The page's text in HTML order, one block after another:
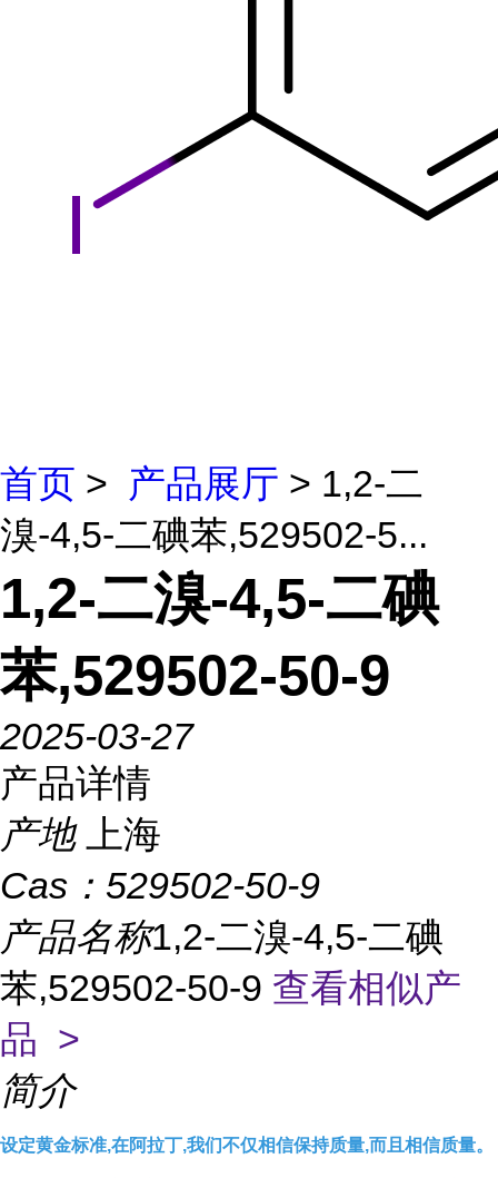
首页 > 产品展厅 > 1,2-二
溴-4,5-二碘苯,529502-5...
1,2-二溴-4,5-二碘
苯,529502-50-9
2025-03-27
产品详情
产地
上海
Cas： 529502-50-9
产品名称1,2-二溴-4,5-二碘
苯,529502-50-9 查看相似产
品 >
简介
设定黄金标准,在阿拉丁,我们不仅相信保持质量,而且相信质量。